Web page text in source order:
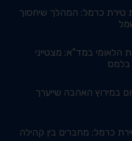
טירת כרמל: המהלך שיחסוך
הלאומי במד"א; מצטייני
בלמס
במירוץ האהבה שייערך
כרמל: מחברים בין קהילה